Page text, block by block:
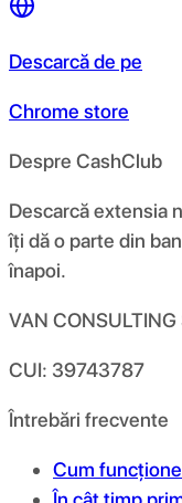
Descarcă de pe
Chrome store
Despre CashClub
Descarcă extensia
îți dă o parte din
înapoi.
VAN CONSULTING
CUI: 39743787
Întrebări frecvente
Cum